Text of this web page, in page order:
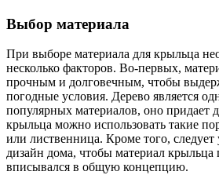
Выбор материала
При выборе материала для крыльца
несколько факторов. Во-первых,
прочным и долговечным, чтобы
погодные условия. Дерево является
популярных материалов, оно придает
крыльца можно использовать такие
или лиственница. Кроме того, следует
дизайн дома, чтобы материал крыльца
вписывался в общую концепцию.